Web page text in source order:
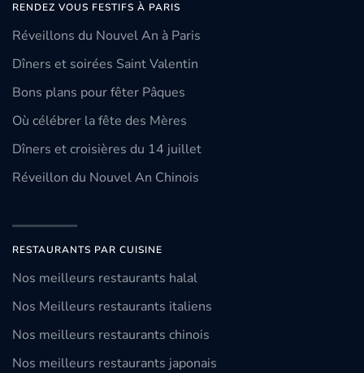
RENDEZ VOUS FESTIFS À PARIS
Réveillons du Nouvel An à Paris
Dîners et soirées Saint Valentin
Bons plans pour fêter Pâques
Où célébrer la fête des Mères
Dîners et croisières du 14 juillet
Réveillon du Nouvel An Chinois
RESTAURANTS PAR CUISINE
Nos meilleurs restaurants halal
Nos Meilleurs restaurants italiens
Nos meilleurs restaurants chinois
Nos meilleurs restaurants japonais